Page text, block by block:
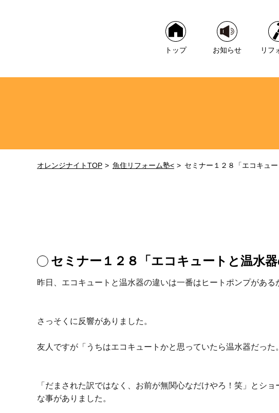
トップ お知らせ リフ
オレンジナイトTOP 魚住リフォーム塾< セミナー１２８「エコキュ
セミナー１２８「エコキュートと温水器
昨日、エコキュートと温水器の違いは一番はヒートポンプがある
さっそくに反響がありました。
友人ですが「うちはエコキュートかと思っていたら温水器だった
「だまされた訳ではなく、お前が無関心なだけやろ！笑」とシ
な事がありました。